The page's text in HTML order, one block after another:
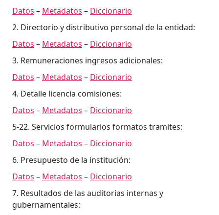
Datos – Metadatos – Diccionario
2. Directorio y distributivo personal de la entidad:
Datos – Metadatos – Diccionario
3. Remuneraciones ingresos adicionales:
Datos – Metadatos – Diccionario
4. Detalle licencia comisiones:
Datos – Metadatos – Diccionario
5-22. Servicios formularios formatos tramites:
Datos – Metadatos – Diccionario
6. Presupuesto de la institución:
Datos – Metadatos – Diccionario
7. Resultados de las auditorias internas y
gubernamentales: